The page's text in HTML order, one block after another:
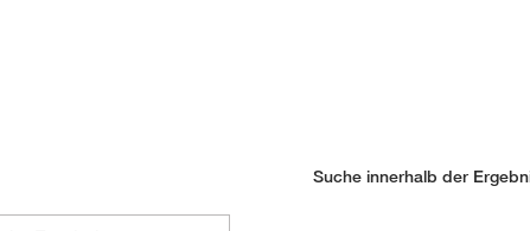
Suche innerhalb der